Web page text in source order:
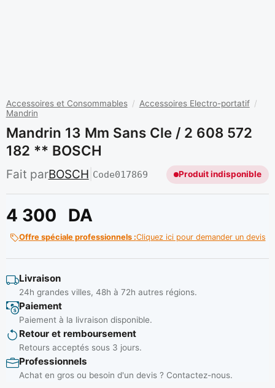
Accessoires et Consommables / Accessoires Electro-portatif /
Mandrin
Mandrin 13 Mm Sans Cle / 2 608 572
182 ** BOSCH
Fait parBOSCH Code017869 Produit indisponible
4 300 DA
Offre spéciale professionnels :Cliquez ici pour demander un devis
Livraison
24h grandes villes, 48h à 72h autres régions.
Paiement
Paiement à la livraison disponible.
Retour et remboursement
Retours acceptés sous 3 jours.
Professionnels
Achat en gros ou besoin d'un devis ? Contactez-nous.